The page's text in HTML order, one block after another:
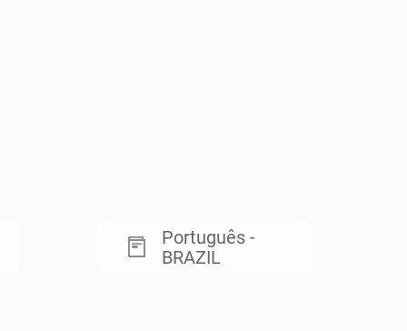
Português -
BRAZIL